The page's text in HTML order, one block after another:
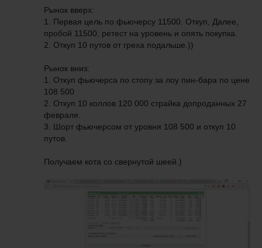
Рынок вверх:
1. Первая цель по фьючерсу 11500. Откуп, Далее,
пробой 11500, ретест на уровень и опять покупка.
2. Откуп 10 путов от греха подальше.))
Рынок вниз:
1. Откуп фьючерса по стопу за лоу пин-бара по цене
108 500
2. Откуп 10 коллов 120 000 страйка допроданных 27
февраля.
3. Шорт фьючерсом от уровня 108 500 и откуп 10
путов.
Получаем кота со свернутой шеей.)